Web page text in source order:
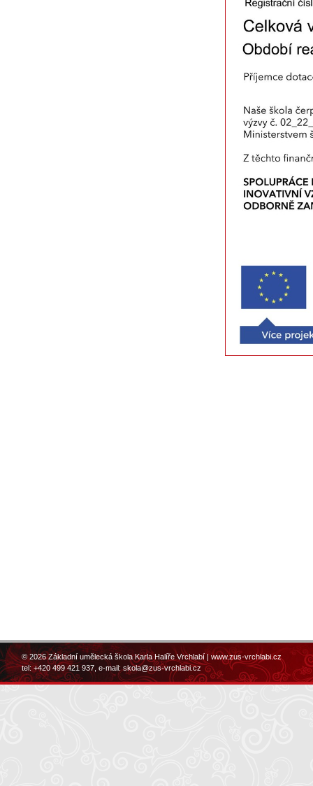
© 2026 Základní umělecká škola Karla Halíře Vrchlabí |www.zus-vrchlabi.cz
tel: +420 499 421 937, e-mail:skola@zus-vrchlabi.cz